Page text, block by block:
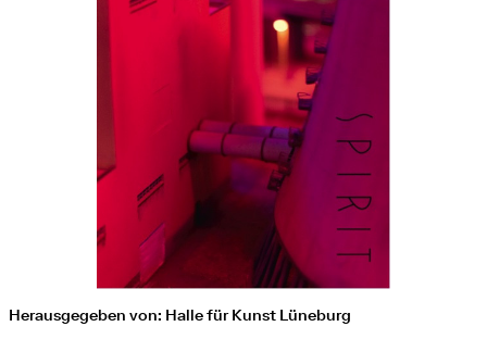
Herausgegeben von: Halle für Kunst Lüneburg